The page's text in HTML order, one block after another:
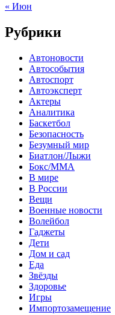
« Июн
Рубрики
Автоновости
Автособытия
Автоспорт
Автоэксперт
Актеры
Аналитика
Баскетбол
Безопасность
Безумный мир
Биатлон/Лыжи
Бокс/MMA
В мире
В России
Вещи
Военные новости
Волейбол
Гаджеты
Дети
Дом и сад
Еда
Звёзды
Здоровье
Игры
Импортозамещение